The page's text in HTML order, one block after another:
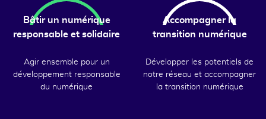
Bâtir un numérique
responsable et solidaire
Agir ensemble pour un
développement responsable
du numérique
Accompagner la
transition numérique
Développer les potentiels de
notre réseau et accompagner
la transition numérique